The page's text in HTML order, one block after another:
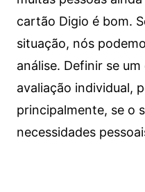
cartão Digio é bom.
situação, nós
análise. Definir se
avaliação individual,
principalmente, se o
necessidades